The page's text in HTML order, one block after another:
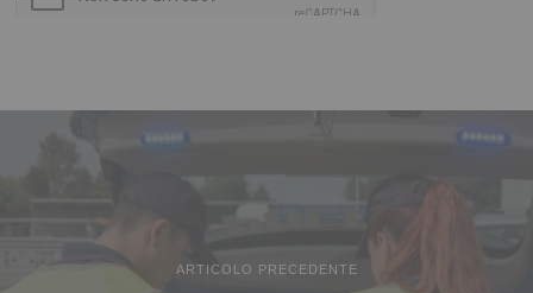
ARTICOLO PRECEDENTE